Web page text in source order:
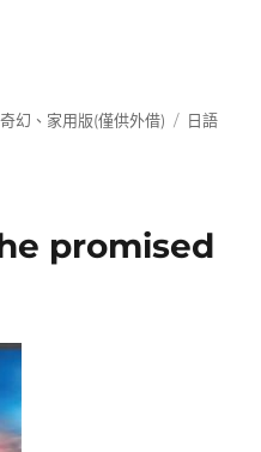
奇幻 、 家用版(僅供外借)
標
日語
promised